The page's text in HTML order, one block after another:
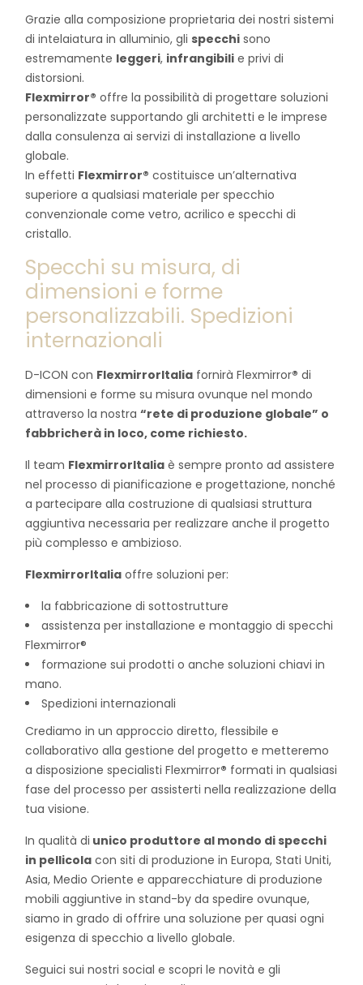
Grazie alla composizione proprietaria dei nostri sistemi
di intelaiatura in alluminio, gli specchi sono
estremamente leggeri, infrangibili e privi di
distorsioni.
Flexmirror® offre la possibilità di progettare soluzioni
personalizzate supportando gli architetti e le imprese
dalla consulenza ai servizi di installazione a livello
globale.
In effetti Flexmirror® costituisce un’alternativa
superiore a qualsiasi materiale per specchio
convenzionale come vetro, acrilico e specchi di
cristallo.
Specchi su misura, di
dimensioni e forme
personalizzabili. Spedizioni
internazionali
D-ICON con FlexmirrorItalia fornirà Flexmirror® di
dimensioni e forme su misura ovunque nel mondo
attraverso la nostra “rete di produzione globale” o
fabbricherà in loco, come richiesto.
Il team FlexmirrorItalia è sempre pronto ad assistere
nel processo di pianificazione e progettazione, nonché
a partecipare alla costruzione di qualsiasi struttura
aggiuntiva necessaria per realizzare anche il progetto
più complesso e ambizioso.
FlexmirrorItalia offre soluzioni per:
la fabbricazione di sottostrutture
assistenza per installazione e montaggio di specchi
Flexmirror®
formazione sui prodotti o anche soluzioni chiavi in ​​
mano.
Spedizioni internazionali
Crediamo in un approccio diretto, flessibile e
collaborativo alla gestione del progetto e metteremo
a disposizione specialisti Flexmirror® formati in qualsiasi
fase del processo per assisterti nella realizzazione della
tua visione.
In qualità di unico produttore al mondo di specchi
in pellicola con siti di produzione in Europa, Stati Uniti,
Asia, Medio Oriente e apparecchiature di produzione
mobili aggiuntive in stand-by da spedire ovunque,
siamo in grado di offrire una soluzione per quasi ogni
esigenza di specchio a livello globale.
Seguici sui nostri social e scopri le novità e gli